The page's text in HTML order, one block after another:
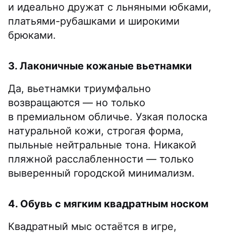
и идеально дружат с льняными юбками,
платьями-рубашками и широкими
брюками.
3. Лаконичные кожаные вьетнамки
Да, вьетнамки триумфально
возвращаются — но только
в премиальном обличье. Узкая полоска
натуральной кожи, строгая форма,
пыльные нейтральные тона. Никакой
пляжной расслабленности — только
выверенный городской минимализм.
4. Обувь с мягким квадратным носком
Квадратный мыс остаётся в игре,